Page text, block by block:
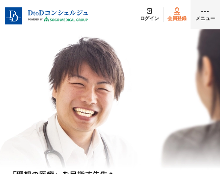
ログイン 会員登録 メニュー
クリニック開業
医院の譲渡・売却をお考えの方
採用をお考えの医療機関の方